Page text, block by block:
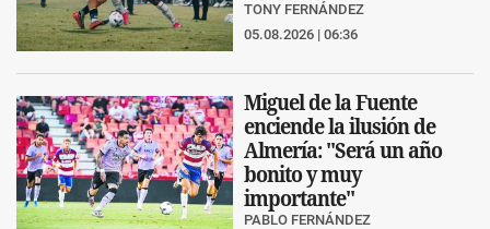
TONY FERNÁNDEZ
05.08.2026 | 06:36
Miguel de la Fuente
enciende la ilusión de
Almería: "Será un año
bonito y muy
importante"
PABLO FERNÁNDEZ